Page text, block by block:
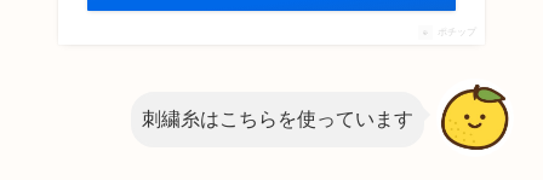
ポチップ
刺繍糸はこちらを使っています